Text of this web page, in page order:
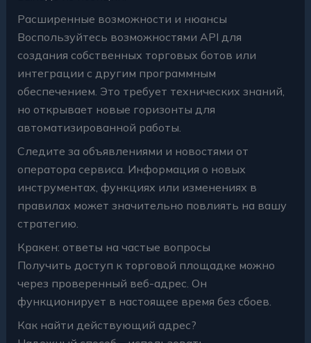
Расширенные возможности и нюансы
Воспользуйтесь возможностями API для
создания собственных торговых ботов или
интеграции с другим программным
обеспечением. Это требует технических знаний,
но открывает новые горизонты для
автоматизированной работы.
Следите за объявлениями и новостями от
оператора сервиса. Информация о новых
инструментах, функциях или изменениях в
правилах может значительно повлиять на вашу
стратегию.
Кракен: ответы на частые вопросы
Получить доступ к торговой площадке можно
через проверенный веб-адрес. Он
функционирует в настоящее время без сбоев.
Как найти действующий адрес?